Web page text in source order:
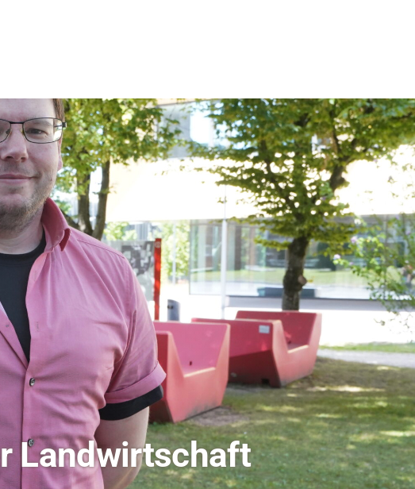
Bamberg